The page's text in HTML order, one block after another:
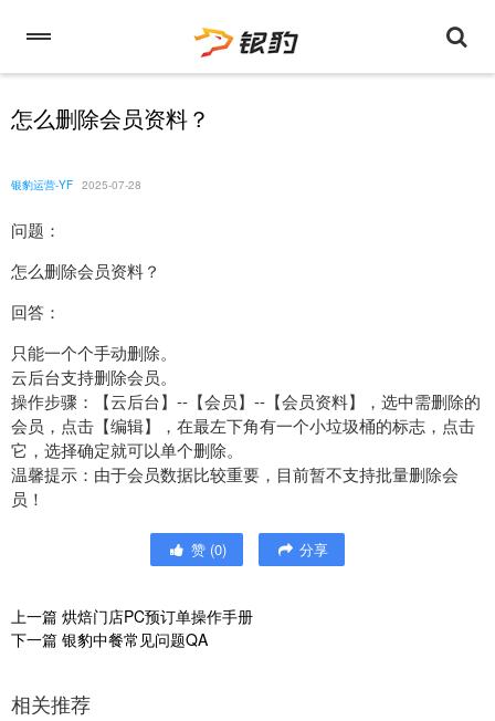
怎么删除会员资料？
银豹运营-YF 2025-07-28
问题：
怎么删除会员资料？
回答：
只能一个个手动删除。
云后台支持删除会员。
操作步骤：【云后台】--【会员】--【会员资料】，选中需删除的
会员，点击【编辑】，在最左下角有一个小垃圾桶的标志，点击
它，选择确定就可以单个删除。
温馨提示：由于会员数据比较重要，目前暂不支持批量删除会
员！
赞 (0) 分享
上一篇 烘焙门店PC预订单操作手册
下一篇 银豹中餐常见问题QA
相关推荐